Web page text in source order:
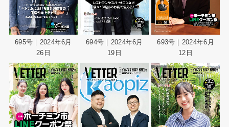
695号｜2024年6月
26日
694号｜2024年6月
19日
693号｜2024年6月
12日